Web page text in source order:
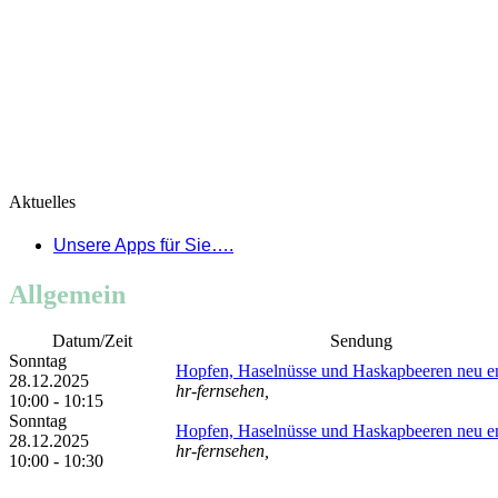
Aktuelles
Unsere Apps für Sie….
Allgemein
Datum/Zeit
Sendung
Sonntag
28.12.2025
10:00 - 10:15
Hopfen, Haselnüsse und Haskapbeeren neu
hr-fernsehen,
Sonntag
28.12.2025
10:00 - 10:30
Hopfen, Haselnüsse und Haskapbeeren neu
hr-fernsehen,